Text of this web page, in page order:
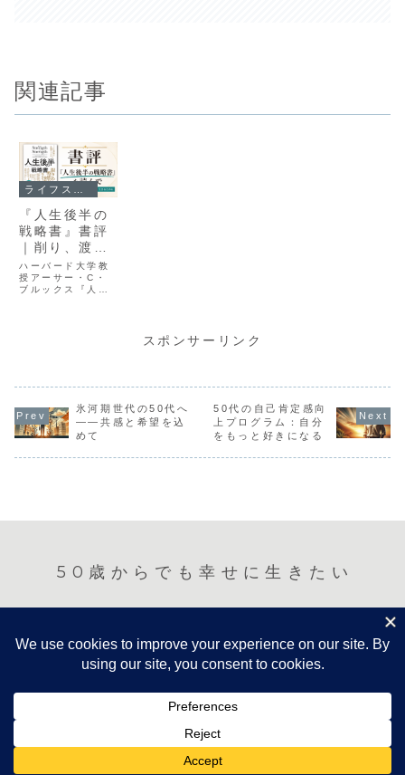
関連記事
『人生後半の
戦略書』書評
｜削り、渡
し、戒める
ハーバード大学教
授アーサー・C・
ブルックス『人生
スポンサーリンク
氷河期世代の50代へ
――共感と希望を込
めて
50代の自己肯定感向
上プログラム：自分
をもっと好きになる
50歳からでも幸せに生きたい
お問い合わせ
財務と投資
ライフスタイルとハウツー
健康
人間関係
趣味とエンターテインメント
© 2023 50歳からでも幸せに生きたい.